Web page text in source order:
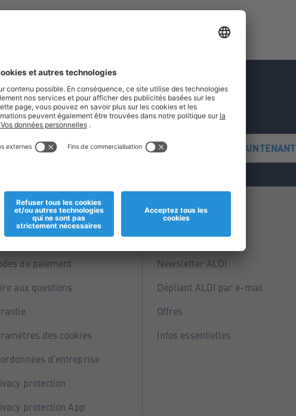
nos offres.
S'INSCRIRE MAINTENANT
Informations
de paiement
aux questions
des cookies
d'entreprise
protection
protection App
Service
Points ALDI
Newsletter ALDI
Dépliant ALDI par e-mail
Offres
Infos essentielles